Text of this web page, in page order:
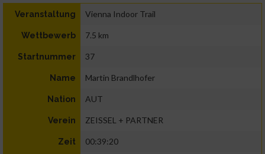
Veranstaltung Vienna Indoor Trail
Wettbewerb 7.5 km
Startnummer 37
Name Martin Brandlhofer
Nation AUT
Verein ZEISSEL + PARTNER
Zeit 00:39:20